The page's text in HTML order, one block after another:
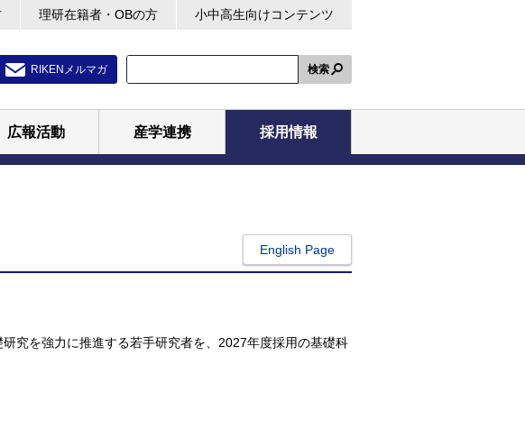
理研在籍者・OBの方 小中高生向けコンテンツ
RIKENメルマガ 検索
広報活動 産学連携 採用情報
English Page
究を強力に推進する若手研究者を、2027年度採用の基礎科